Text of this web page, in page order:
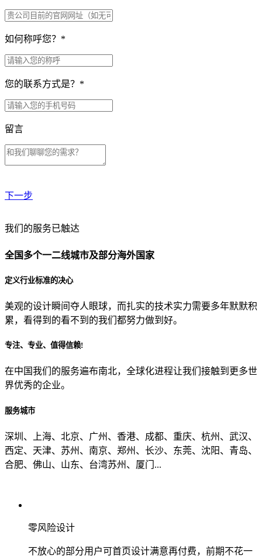
如何称呼您？ *
您的联系方式是？ *
留言
下一步
贵公司预算范围是？
贵公司的团队规模是？
目前主要的营销渠道是？
我们的服务已触达
全国多个一二线城市及部分海外国家
定义行业标准的决心
美观的设计瞬间夺人眼球，而扎实的技术实力需要多年默默积
累，看得到的看不到的我们都努力做到好。
专注、专业、值得信赖!
在中国我们的服务遍布南北，全球化进程让我们接触到更多世
界优秀的企业。
服务城市
深圳、上海、北京、广州、香港、成都、重庆、杭州、武汉、
西定、天津、苏州、南京、郑州、长沙、东莞、沈阳、青岛、
合肥、佛山、山东、台湾苏州、厦门...
零风险设计
不放心的部分用户可首页设计满意再付费，前期不花一